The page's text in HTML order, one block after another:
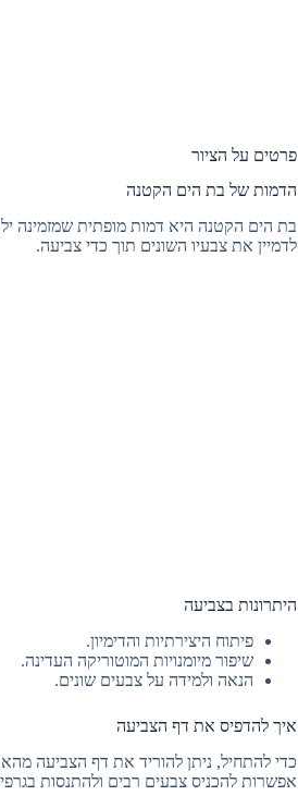
פרטים על הציור
הדמות של בת הים הקטנה
בת הים הקטנה היא דמות מופתית שמזמינה
לדמיין את צבעיו השונים תוך כדי צביעה.
היתרונות בצביעה
פיתוח היצירתיות והדימיון.
שיפור מיומנויות המוטוריקה העדינה.
הנאה ולמידה על צבעים שונים.
איך להדפיס את דף הצביעה
כדי להתחיל, ניתן להוריד את דף הצביעה
אפשרות להכניס צבעים רבים ולהתנסות